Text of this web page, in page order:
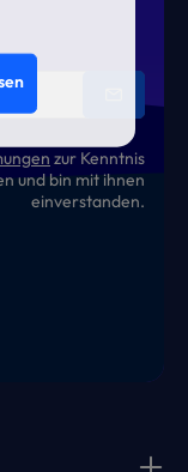
zur Kenntnis
und bin mit ihnen
einverstanden.